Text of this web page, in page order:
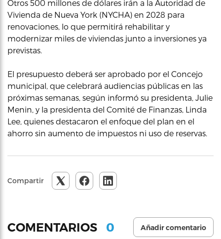
Otros 500 millones de dólares irán a la Autoridad de
Vivienda de Nueva York (NYCHA) en 2028 para
renovaciones, lo que permitirá rehabilitar y
modernizar miles de viviendas junto a inversiones ya
previstas.
El presupuesto deberá ser aprobado por el Concejo
municipal, que celebrará audiencias públicas en las
próximas semanas, según informó su presidenta, Julie
Menin, y la presidenta del Comité de Finanzas, Linda
Lee, quienes destacaron el enfoque del plan en el
ahorro sin aumento de impuestos ni uso de reservas.
Compartir
COMENTARIOS 0 Añadir comentario